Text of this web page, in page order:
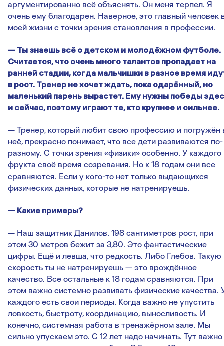
аргументированно всё объяснять. Он меня терпел. Я
очень ему благодарен. Наверное, это главный человек
моей жизни с точки зрения становления в профессии.
— Ты знаешь всё о детском и молодёжном футболе.
Считается, что очень много талантов пропадает на
ранней стадии, когда мальчишки в разное время
в рост. Тренер не хочет ждать, пока одарённый, но
маленький парень вырастет. Ему нужны победы
и сейчас, поэтому играют те, кто крупнее и сильнее.
— Тренер, который любит свою профессию и погружён
неё, прекрасно понимает, что все дети развиваются по-
разному. С точки зрения «физики» особенно. У каждого
фрукта своё время созревания. Но к 18 годам они все
сравняются. Если у кого-то нет только выдающихся
физических данных, которые не натренируешь.
— Какие примеры?
— Наш защитник Данилов. 198 сантиметров рост, при
этом 30 метров бежит за 3,80. Это фантастические
цифры. Ещё и левша, что редкость. Либо Глебов. Такую
скорость ты не натренируешь — это врождённое
качество. Все остальные к 18 годам сравняются. При
этом важно системно развивать физические качества.
каждого есть свои периоды. Когда важно не упустить
ловкость, быстроту, координацию, выносливость. И
конечно, системная работа в тренажёрном зале. Мы
сильно упускаем это. С 12 лет надо начинать. Тут важно